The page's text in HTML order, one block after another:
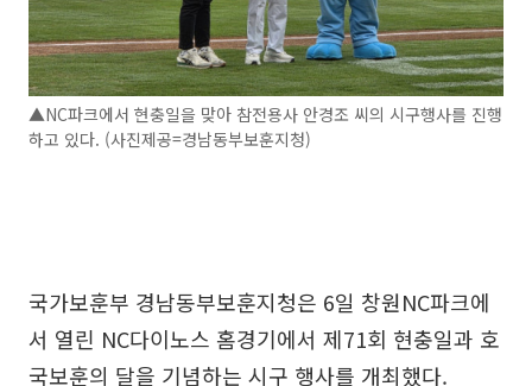
▲NC파크에서 현충일을 맞아 참전용사 안경조 씨의 시구행사를 진행
하고 있다. (사진제공=경남동부보훈지청)
국가보훈부 경남동부보훈지청은 6일 창원NC파크에
서 열린 NC다이노스 홈경기에서 제71회 현충일과 호
국보훈의 달을 기념하는 시구 행사를 개최했다.